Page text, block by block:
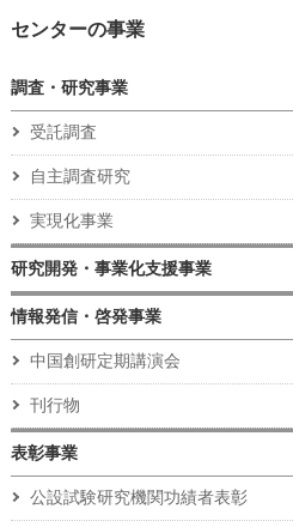
センターの事業
調査・研究事業
受託調査
自主調査研究
実現化事業
研究開発・事業化支援事業
情報発信・啓発事業
中国創研定期講演会
刊行物
表彰事業
公設試験研究機関功績者表彰